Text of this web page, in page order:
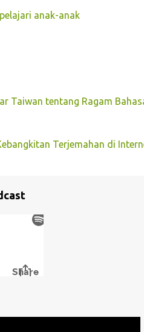
anak-anak
Taiwan tentang Ragam
Terjemahan di